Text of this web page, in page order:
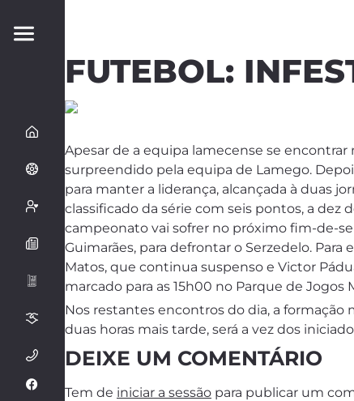
FUTEBOL:
Apesar de a equipa lamecense se
surpreendido pela equipa de Lamego.
para manter a liderança, alcançada à duas
classificado da série com seis pontos, a
campeonato vai sofrer no próximo fim-de-
Guimarães, para defrontar o Serzedelo.
Matos, que continua suspenso e Victor
marcado para as 15h00 no Parque de Jogos
Nos restantes encontros do dia, a formação
duas horas mais tarde, será a vez dos
DEIXE UM COMENTÁRIO
Tem de iniciar a sessão para publicar um